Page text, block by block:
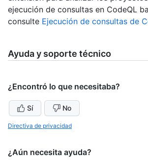
ejecución de consultas en CodeQL
consulte Ejecución de consultas de
Ayuda y soporte técnico
¿Encontró lo que necesitaba?
Sí No
Directiva de privacidad
¿Aún necesita ayuda?